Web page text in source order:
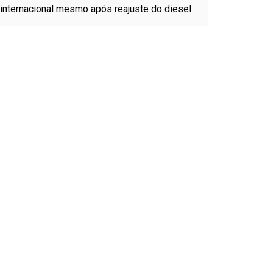
internacional mesmo após reajuste do diesel